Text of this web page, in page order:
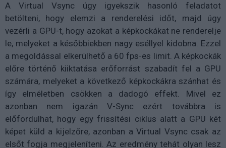
A Virtual Vsync úgy igyekszik hasonló feladatot
betölteni, hogy elemzi a renderelési időt, majd úgy
vezérli a GPU-t, hogy azokat a képkockákat ne renderelje
le, melyeket a későbbiekben nagy eséllyel kidobna. Ezzel
a megoldással elkerülhető a 60 fps-es limit. A képkockák
előre történő kiiktatása erőforrást szabadít fel a GPU
számára, melyeket a következő képkockákra szánhat és
így elméletben csökken a dadogó effekt. Mivel ez
azonban nem igazán V-Sync ezért továbbra is
előfordulhat, hogy egy frissítési ciklus alatt a GPU két
képet küld a kijelzőre, azonban a Virtual Vsync csak az
elsőt fogja megjeleníteni. Az eredmény tehát olyan lesz